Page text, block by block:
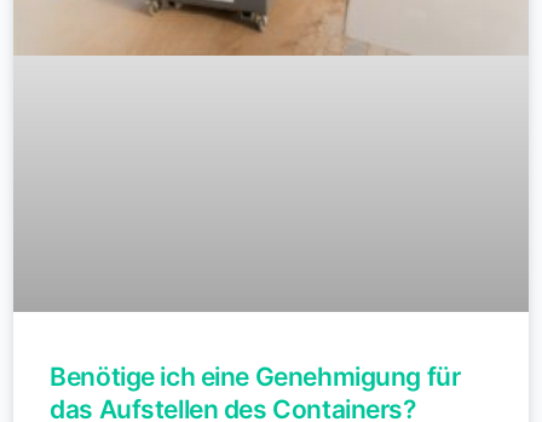
Benötige ich eine Genehmigung für
das Aufstellen des Containers?